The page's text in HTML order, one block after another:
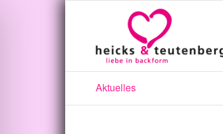
Aktuelles